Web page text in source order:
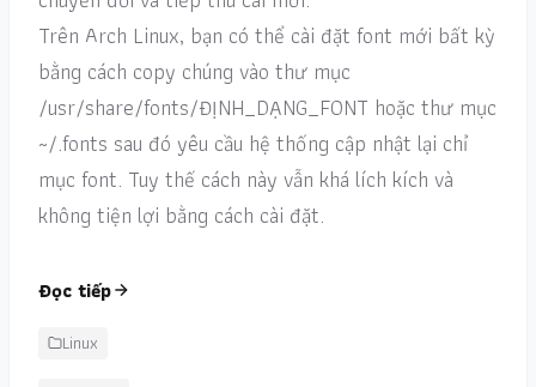
Trên Arch Linux, bạn có thể cài đặt font mới bất kỳ
bằng cách copy chúng vào thư mục
/usr/share/fonts/ĐỊNH_DẠNG_FONT hoặc thư mục
~/.fonts sau đó yêu cầu hệ thống cập nhật lại chỉ
mục font. Tuy thế cách này vẫn khá lích kích và
không tiện lợi bằng cách cài đặt.
Đọc tiếp
Linux